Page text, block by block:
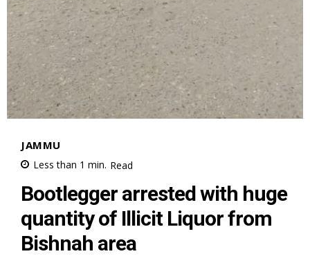
JAMMU
Less than 1 min. Read
Bootlegger arrested with huge
quantity of Illicit Liquor from
Bishnah area